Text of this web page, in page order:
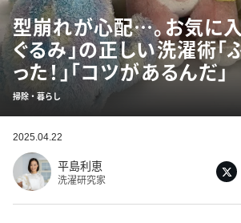
型崩れが心配…。お気に
ぐるみ」の正しい洗濯術
った！」「コツがあるんだ」
掃除・暮らし
2025.04.22
平島利恵
洗濯研究家